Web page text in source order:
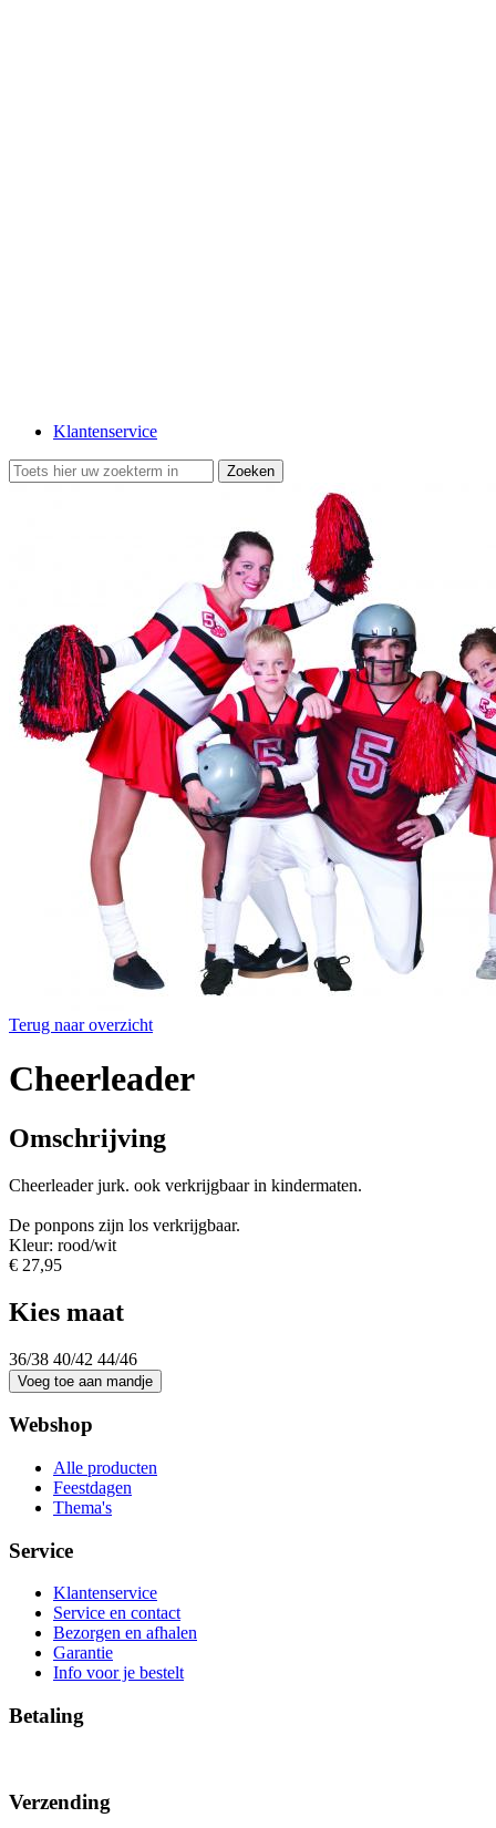
Klantenservice
Terug naar overzicht
Cheerleader
Omschrijving
Cheerleader jurk. ook verkrijgbaar in kindermaten.
De ponpons zijn los verkrijgbaar.
Kleur: rood/wit
€ 27,95
Kies maat
36/38 40/42 44/46
Webshop
Alle producten
Feestdagen
Thema's
Service
Klantenservice
Service en contact
Bezorgen en afhalen
Garantie
Info voor je bestelt
Betaling
Verzending